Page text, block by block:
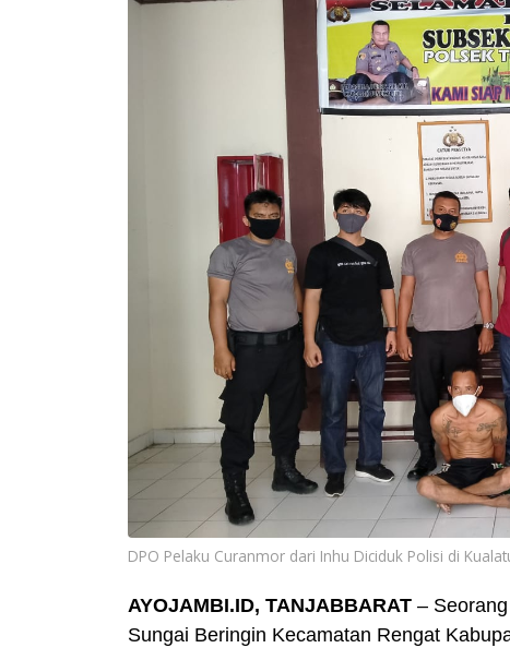
DPO Pelaku Curanmor dari Inhu Diciduk Polisi di
AYOJAMBI.ID, TANJABBARAT –
Sungai Beringin Kecamatan Rengat